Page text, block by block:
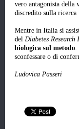
vero antagonista della
discredito sulla ricerca
Mentre in Italia si
del Diabetes Research
biologica sul metodo.
sconfessare o di
Ludovica Passeri